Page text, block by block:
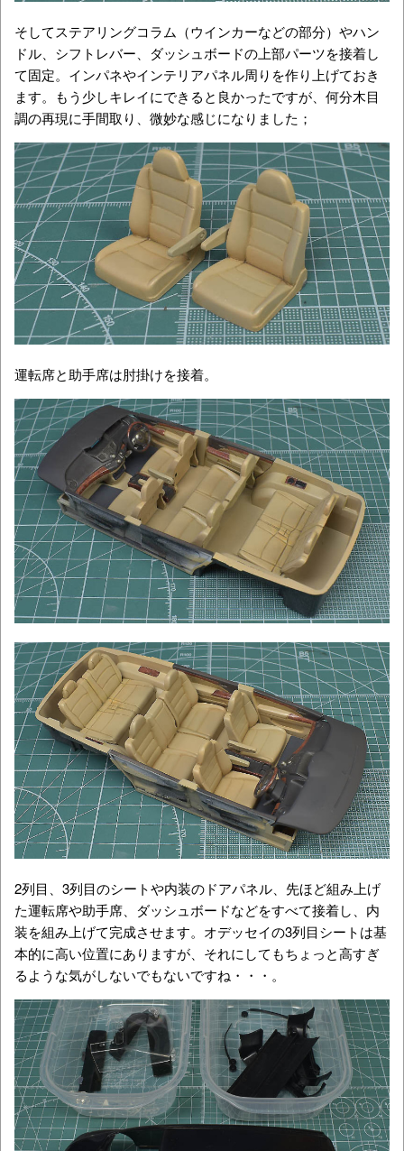
そしてステアリングコラム（ウインカーなどの部分）やハン
ドル、シフトレバー、ダッシュボードの上部パーツを接着し
て固定。インパネやインテリアパネル周りを作り上げておき
ます。もう少しキレイにできると良かったですが、何分木目
調の再現に手間取り、微妙な感じになりました；
運転席と助手席は肘掛けを接着。
2列目、3列目のシートや内装のドアパネル、先ほど組み上げ
た運転席や助手席、ダッシュボードなどをすべて接着し、内
装を組み上げて完成させます。オデッセイの3列目シートは基
本的に高い位置にありますが、それにしてもちょっと高すぎ
るような気がしないでもないですね・・・。